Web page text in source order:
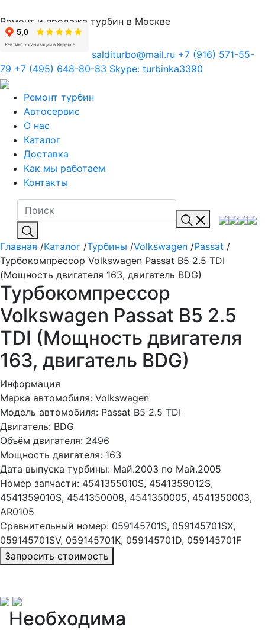
Ремонт и продажа турбин в Москве
salditurbo@mail.ru +7 (916) 571-55-
79 +7 (495) 648-80-83 Skype: turbinka3390
Ремонт турбин
Автосервис
О нас
Каталог
Доставка
Как мы работаем
Контакты
Главная /Каталог /Турбины /Volkswagen /Passat /
Турбокомпрессор Volkswagen Passat B5 2.5 TDI
(Мощность двигателя 163, двигатель BDG)
Турбокомпрессор
Volkswagen Passat B5 2.5
TDI (Мощность двигателя
163, двигатель BDG)
Информация
Марка автомобиля: Volkswagen
Модель автомобиля: Passat B5 2.5 TDI
Двигатель: BDG
Объём двигателя: 2496
Мощность двигателя: 163
Дата выпуска турбины: Май.2003 по Май.2005
Номер запчасти: 4541355010S, 4541359012S,
4541359010S, 4541350008, 4541350005, 4541350003,
AR0105
Сравнительный номер: 059145701S, 059145701SX,
059145701SV, 059145701K, 059145701D, 059145701F
Запросить стоимость
Необходима